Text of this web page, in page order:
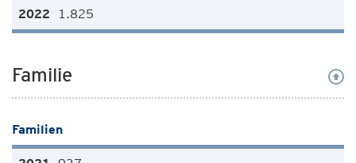
1.825
Familie
Familien